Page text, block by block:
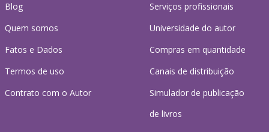
Blog
Quem somos
Fatos e Dados
Termos de uso
Contrato com o Autor
Serviços profissionais
Universidade do autor
Compras em quantidade
Canais de distribuição
Simulador de publicação
de livros